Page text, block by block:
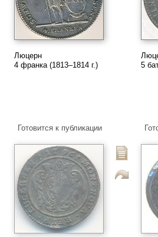
Люцерн
4 франка (1813–1814 г.)
5
Готовится к публикации